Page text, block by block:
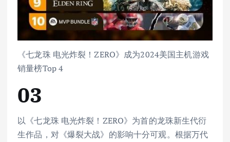
《七龙珠 电光炸裂！ZERO》成为2024美国主机游戏
销量榜Top 4
03
以《七龙珠 电光炸裂！ZERO》为首的龙珠新生代衍
生作品，对《爆裂大战》的影响十分可观。根据万代